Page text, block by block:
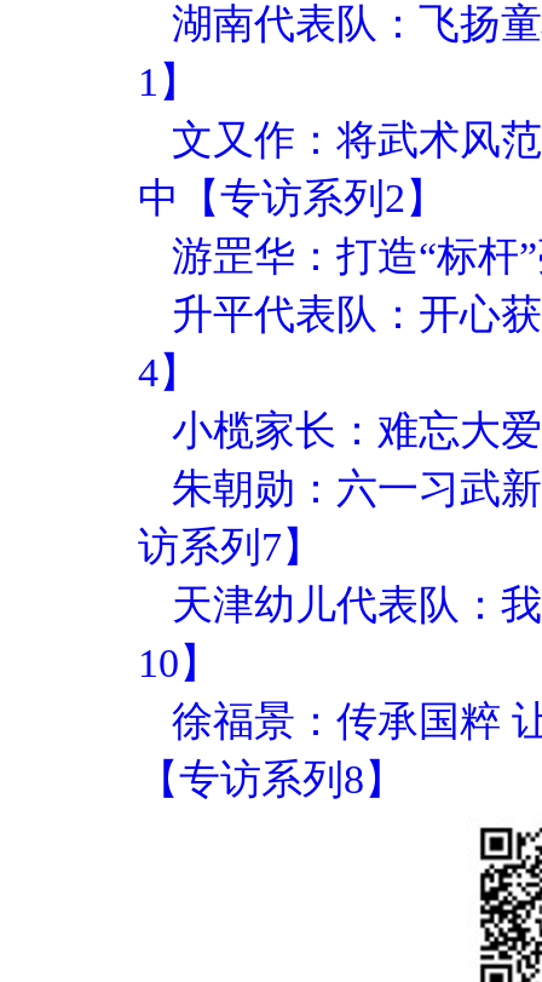
湖南代表队：飞扬
1】
文又作：将武术风
中【专访系列2】
游罡华：打造“标杆
升平代表队：开心
4】
小榄家长：难忘大
朱朝勋：六一习武
访系列7】
天津幼儿代表队：
10】
徐福景：传承国粹
【专访系列8】